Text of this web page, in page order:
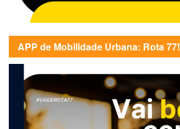
APP de Mobilidade Urbana: Rota 77!